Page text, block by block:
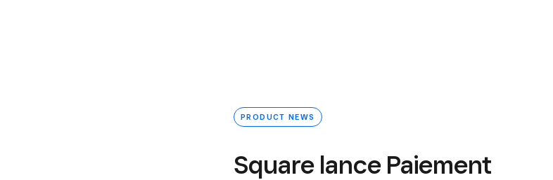
PRODUCT NEWS
Square lance Paiement